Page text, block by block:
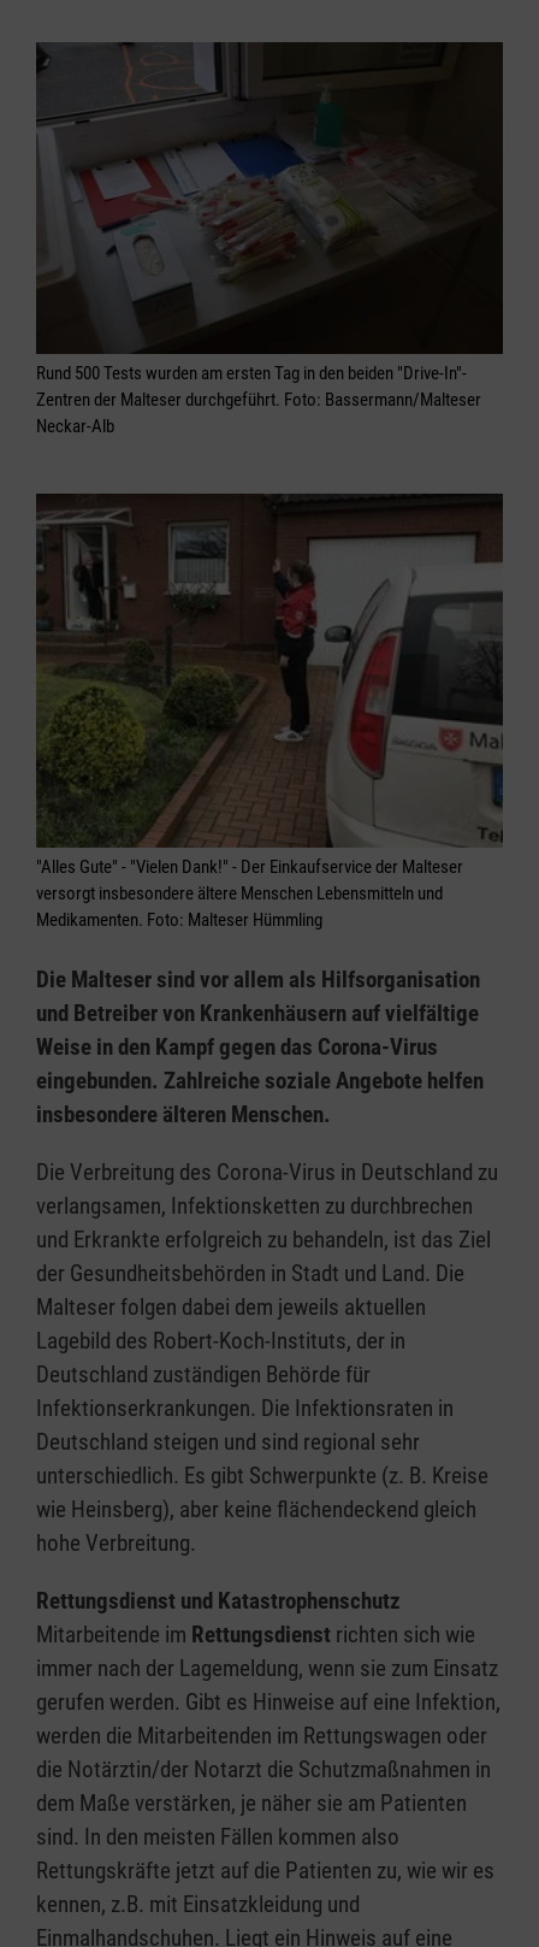
Rund 500 Tests wurden am ersten Tag in den beiden "Drive-In"-
Zentren der Malteser durchgeführt. Foto: Bassermann/Malteser
Neckar-Alb
"Alles Gute" - "Vielen Dank!" - Der Einkaufservice der Malteser
versorgt insbesondere ältere Menschen Lebensmitteln und
Medikamenten. Foto: Malteser Hümmling
Die Malteser sind vor allem als Hilfsorganisation
und Betreiber von Krankenhäusern auf vielfältige
Weise in den Kampf gegen das Corona-Virus
eingebunden. Zahlreiche soziale Angebote helfen
insbesondere älteren Menschen.
Die Verbreitung des Corona-Virus in Deutschland zu
verlangsamen, Infektionsketten zu durchbrechen
und Erkrankte erfolgreich zu behandeln, ist das Ziel
der Gesundheitsbehörden in Stadt und Land. Die
Malteser folgen dabei dem jeweils aktuellen
Lagebild des Robert-Koch-Instituts, der in
Deutschland zuständigen Behörde für
Infektionserkrankungen. Die Infektionsraten in
Deutschland steigen und sind regional sehr
unterschiedlich. Es gibt Schwerpunkte (z. B. Kreise
wie Heinsberg), aber keine flächendeckend gleich
hohe Verbreitung.
Rettungsdienst und Katastrophenschutz
Mitarbeitende im Rettungsdienst richten sich wie
immer nach der Lagemeldung, wenn sie zum Einsatz
gerufen werden. Gibt es Hinweise auf eine Infektion,
werden die Mitarbeitenden im Rettungswagen oder
die Notärztin/der Notarzt die Schutzmaßnahmen in
dem Maße verstärken, je näher sie am Patienten
sind. In den meisten Fällen kommen also
Rettungskräfte jetzt auf die Patienten zu, wie wir es
kennen, z.B. mit Einsatzkleidung und
Einmalhandschuhen. Liegt ein Hinweis auf eine